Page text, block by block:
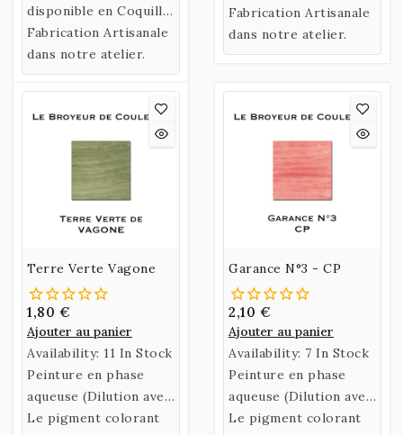
utilisant un liant
naturel fabriqué à
partir de Gomme
Arabique et d’Eau de
Miel.
Chypre.
disponible en Coquille
ou en Godet.
Fabrication Artisanale
dans notre atelier.
naturel fabriqué à
partir de Gomme
Arabique et d’Eau de
ou en Godet.
Fabrication Artisanale
dans notre atelier.
Terre Verte Vagone
1,80 €
Ajouter au panier
Availability: 11 In Stock
Peinture en phase
aqueuse (Dilution avec
de l’eau)
Le pigment colorant
Garance N°3 - CP
2,10 €
Ajouter au panier
Availability: 7 In Stock
Peinture en phase
aqueuse (Dilution avec
de l’eau)
Le pigment colorant